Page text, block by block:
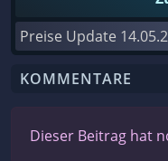
Preise Update
KOMMENTARE
Dieser Beitrag hat